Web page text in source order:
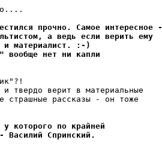
прочно. Самое интересное -
а ведь если верить ему
и материалист. :-)
вообще нет ни капли
и твердо верит в материальные
страшные рассказы - он тоже
которого по крайней
Василий Спринский.